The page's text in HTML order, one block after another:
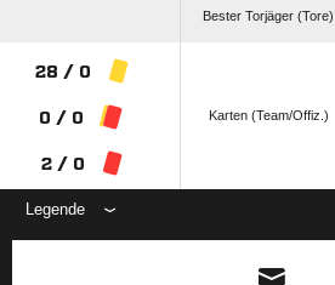
Bester Torjäger (Tore)
28 / 0
0 / 0
2 / 0
Karten (Team/Offiz.)
Legende
ANZEIGE